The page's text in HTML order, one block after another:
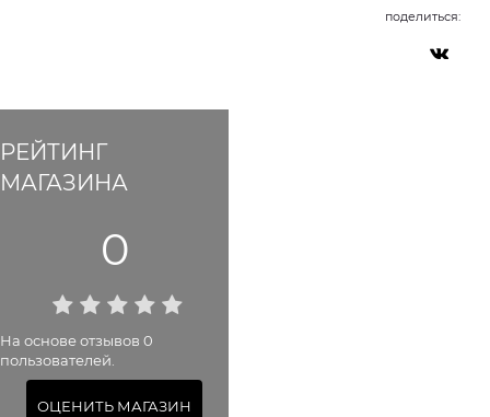
РЕЙТИНГ
МАГАЗИНА
0
На основе отзывов 0
пользователей.
ОЦЕНИТЬ МАГАЗИН
поделиться: